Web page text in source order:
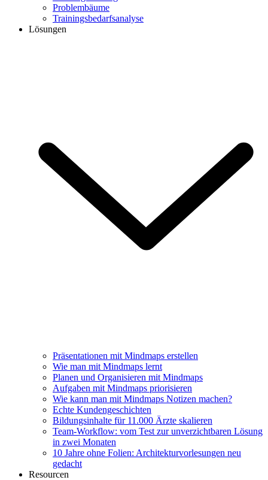
Problembäume
Trainingsbedarfsanalyse
Lösungen
Präsentationen mit Mindmaps erstellen
Wie man mit Mindmaps lernt
Planen und Organisieren mit Mindmaps
Aufgaben mit Mindmaps priorisieren
Wie kann man mit Mindmaps Notizen machen?
Echte Kundengeschichten
Bildungsinhalte für 11.000 Ärzte skalieren
Team-Workflow: vom Test zur unverzichtbaren Lösung
in zwei Monaten
10 Jahre ohne Folien: Architekturvorlesungen neu
gedacht
Resourcen